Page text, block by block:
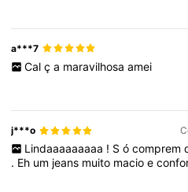
a***7
Cal ç a maravilhosa amei
j***o
Lindaaaaaaaaa ! S ó comprem
. Eh um jeans muito macioe